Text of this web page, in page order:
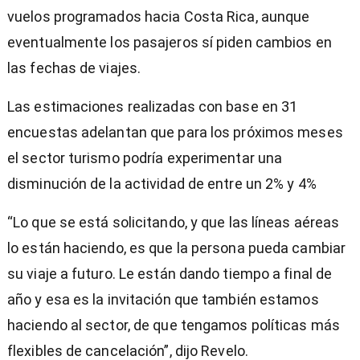
vuelos programados hacia Costa Rica, aunque
eventualmente los pasajeros sí piden cambios en
las fechas de viajes.
Las estimaciones realizadas con base en 31
encuestas adelantan que para los próximos meses
el sector turismo podría experimentar una
disminución de la actividad de entre un 2% y 4%
“Lo que se está solicitando, y que las líneas aéreas
lo están haciendo, es que la persona pueda cambiar
su viaje a futuro. Le están dando tiempo a final de
año y esa es la invitación que también estamos
haciendo al sector, de que tengamos políticas más
flexibles de cancelación”, dijo Revelo.